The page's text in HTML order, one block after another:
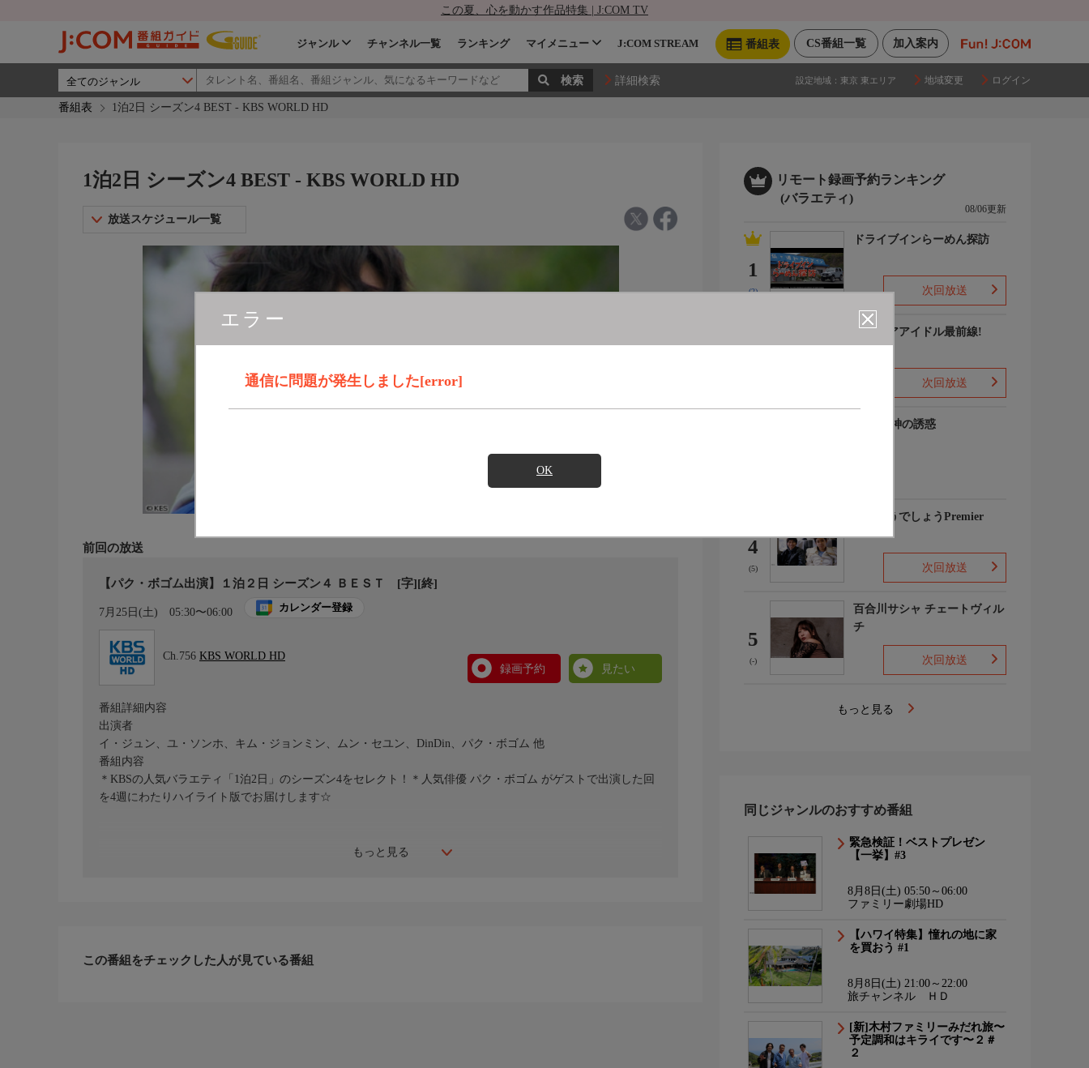
この夏、心を動かす作品特集 | J:COM TV
加入案内
CS番組一覧
番組表
ジャンル チャンネル一覧 ランキング マイメニュー J:COM STREAM
詳細検索 設定地域： 東京 東エリア 地域変更 ログイン
番組表 1泊2日 シーズン4 BEST - KBS WORLD HD
エラー
通信に問題が発生しました[error]
OK
1泊2日 シーズン4 BEST - KBS WORLD HD
放送スケジュール一覧
前回の放送
【パク・ボゴム出演】１泊２日 シーズン４ ＢＥＳＴ [字][終]
7月25日(土) 05:30〜06:00 カレンダー登録
Ch.756 KBS WORLD HD
録画予約
見たい
もっと見る
番組詳細内容
出演者
イ・ジュン、ユ・ソンホ、キム・ジョンミン、ムン・セユン、DinDin、パク・ボゴム 他
番組内容
＊KBSの人気バラエティ「1泊2日」のシーズン4をセレクト！＊人気俳優 パク・ボゴム がゲストで出演した回
を4週にわたりハイライト版でお届けします☆
この番組をチェックした人が見ている番組
リモート録画予約ランキング
(バラエティ)
08/06更新
1
(2)
ドライブインらーめん探訪
次回放送
グラビアアイドル最前線!
次回放送
谷碧 女神の誘惑
4
(5)
水曜どうでしょうPremier
次回放送
5
(-)
百合川サシャ チェートヴィル
チ
次回放送
もっと見る
同じジャンルのおすすめ番組
緊急検証！ベストプレゼン
【一挙】#3
8月8日(土) 05:50～06:00
ファミリー劇場HD
【ハワイ特集】憧れの地に家
を買おう #1
8月8日(土) 21:00～22:00
旅チャンネル ＨＤ
[新]木村ファミリーみだれ旅〜
予定調和はキライです〜２＃
２